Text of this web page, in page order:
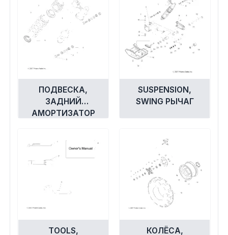
ПОДВЕСКА,
ЗАДНИЙ
АМОРТИЗАТОР
SUSPENSION,
SWING РЫЧАГ
TOOLS,
КОЛЁСА,